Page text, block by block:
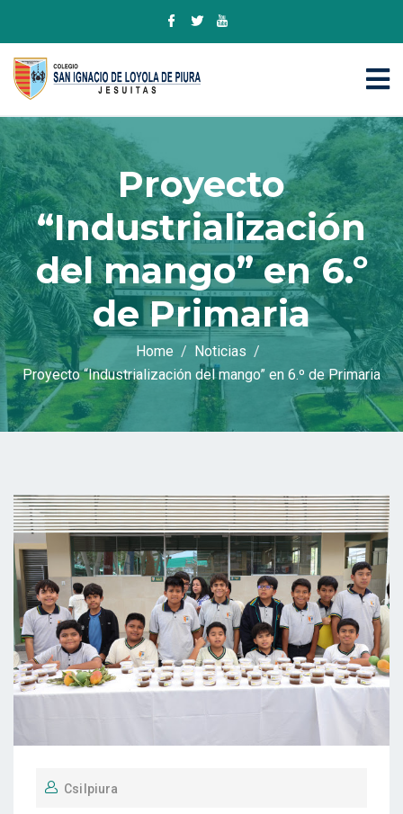
Proyecto
“Industrialización
del mango” en 6.º
de Primaria
Home
Noticias
Proyecto “Industrialización del mango” en 6.º de Primaria
Csilpiura